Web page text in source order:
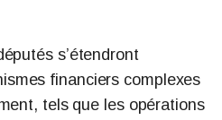
s’étendront
financiers complexes
tels que les opérations